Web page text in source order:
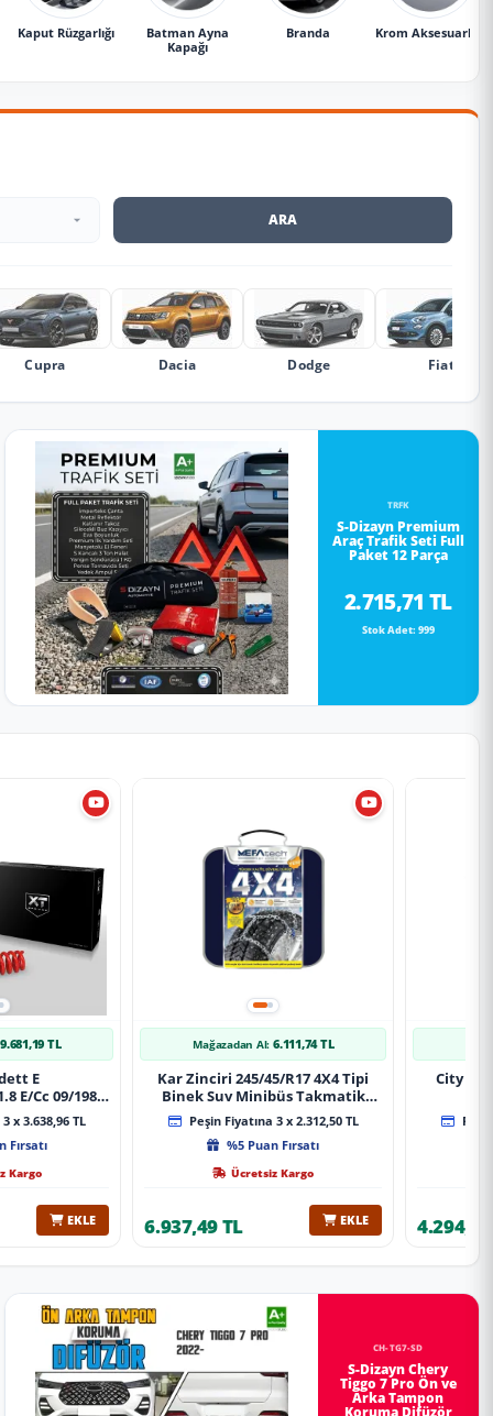
Kaput Rüzgarlığı
Batman Ayna
Kapağı
Branda Krom Aksesuarlar
ARA
Cupra Dacia Dodge Fiat
TRFK
S-Dizayn Premium
Araç Trafik Seti Full
Paket 12 Parça
2.715,71 TL
Stok Adet: 999
9.681,19 TL
E
E/Cc 09/1984-
Spor Yay
x 3.638,96 TL
Fırsatı
Kargo
EKLE
Mağazadan Al: 6.111,74 TL
Kar Zinciri 245/45/R17 4X4 Tipi
Binek Suv Minibüs Takmatik
Kolay Montaj
Peşin Fiyatına 3 x 2.312,50 TL
%5 Puan Fırsatı
Ücretsiz Kargo
6.937,49 TL EKLE
City
CH-TG7-SD
S-Dizayn Chery
Tiggo 7 Pro Ön ve
Arka Tampon
Koruma Difüzör